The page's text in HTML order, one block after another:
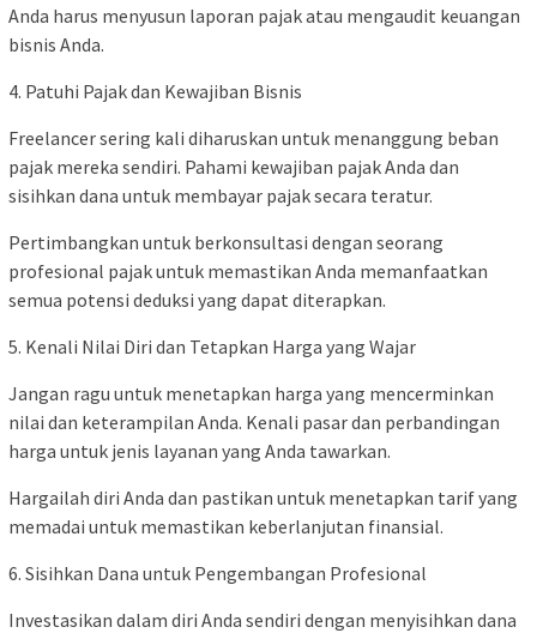
Anda harus menyusun laporan pajak atau mengaudit keuangan
bisnis Anda.
4. Patuhi Pajak dan Kewajiban Bisnis
Freelancer sering kali diharuskan untuk menanggung beban
pajak mereka sendiri. Pahami kewajiban pajak Anda dan
sisihkan dana untuk membayar pajak secara teratur.
Pertimbangkan untuk berkonsultasi dengan seorang
profesional pajak untuk memastikan Anda memanfaatkan
semua potensi deduksi yang dapat diterapkan.
5. Kenali Nilai Diri dan Tetapkan Harga yang Wajar
Jangan ragu untuk menetapkan harga yang mencerminkan
nilai dan keterampilan Anda. Kenali pasar dan perbandingan
harga untuk jenis layanan yang Anda tawarkan.
Hargailah diri Anda dan pastikan untuk menetapkan tarif yang
memadai untuk memastikan keberlanjutan finansial.
6. Sisihkan Dana untuk Pengembangan Profesional
Investasikan dalam diri Anda sendiri dengan menyisihkan dana